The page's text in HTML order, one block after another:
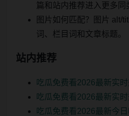
篇和站内推荐进入更多同
图片如何匹配？图片 alt/
词、栏目词和文章标题。
站内推荐
吃瓜免费看2026最新实
吃瓜免费看2026最新实
吃瓜免费看2026最新今